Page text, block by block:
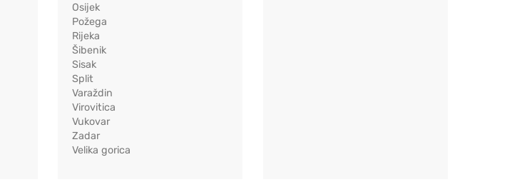
Osijek
Požega
Rijeka
Šibenik
Sisak
Split
Varaždin
Virovitica
Vukovar
Zadar
Velika gorica